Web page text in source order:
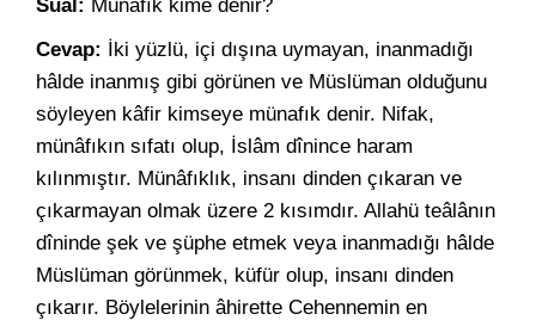
Sual: Münafık kime denir?
Cevap: İki yüzlü, içi dışına uymayan, inanmadığı
hâlde inanmış gibi görünen ve Müslüman olduğunu
söyleyen kâfir kimseye münafık denir. Nifak,
münâfıkın sıfatı olup, İslâm dînince haram
kılınmıştır. Münâfıklık, insanı dinden çıkaran ve
çıkarmayan olmak üzere 2 kısımdır. Allahü teâlânın
dîninde şek ve şüphe etmek veya inanmadığı hâlde
Müslüman görünmek, küfür olup, insanı dinden
çıkarır. Böylelerinin âhirette Cehennemin en